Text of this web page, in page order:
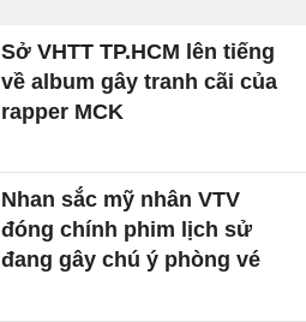
đóng chính phim lịch sử
đang gây chú ý phòng vé
Khán giả tranh cãi cái kết có
hậu cho người chồng ngoại
tình trong phim giờ vàng